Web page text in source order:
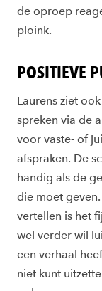
de oproep
ploink.
POSITIEVE
Laurens ziet
spreken via de
voor vaste- of
afspraken. De
handig als de
die moet
vertellen is het
wel verder wil
een verhaal
niet kunt